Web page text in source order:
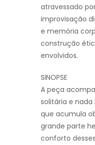
atravessado
improvisação
e memória
construção
envolvidos.
SINOPSE
A peça
solitária e
que acumula
grande parte
conforto